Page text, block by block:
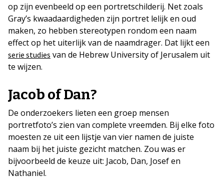
op zijn evenbeeld op een portretschilderij. Net zoals
Gray’s kwaadaardigheden zijn portret lelijk en oud
maken, zo hebben stereotypen rondom een naam
effect op het uiterlijk van de naamdrager. Dat lijkt een
serie studies van de Hebrew University of Jerusalem uit
te wijzen.
Jacob of Dan?
De onderzoekers lieten een groep mensen
portretfoto’s zien van complete vreemden. Bij elke foto
moesten ze uit een lijstje van vier namen de juiste
naam bij het juiste gezicht matchen. Zou was er
bijvoorbeeld de keuze uit: Jacob, Dan, Josef en
Nathaniel.